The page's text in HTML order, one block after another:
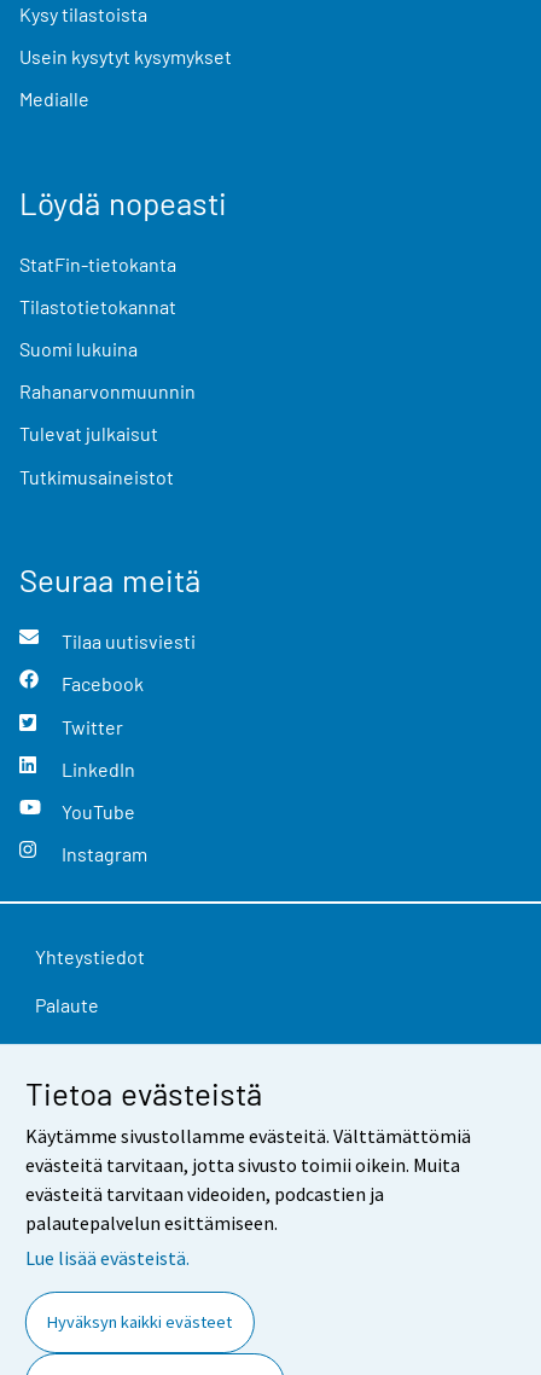
Tietoa evästeistä
Käytämme sivustollamme evästeitä. Välttämättömiä
evästeitä tarvitaan, jotta sivusto toimii oikein. Muita
evästeitä tarvitaan videoiden, podcastien ja
palautepalvelun esittämiseen.
Lue lisää evästeistä.
Hyväksyn kaikki evästeet
Kysy tilastoista
Usein kysytyt kysymykset
Medialle
Löydä nopeasti
StatFin-tietokanta
Tilastotietokannat
Suomi lukuina
Rahanarvonmuunnin
Tulevat julkaisut
Tutkimusaineistot
Seuraa meitä
Tilaa uutisviesti
Facebook
Twitter
LinkedIn
YouTube
Instagram
Yhteystiedot
Palaute
Käyttöehdot
Tietosuoja
Saavutettavuus
Tietoa sivustosta
Evästeasetukset